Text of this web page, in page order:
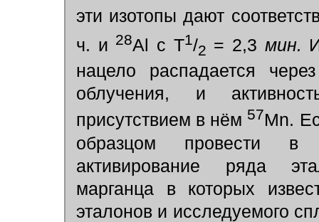
эти изотопы дают
ч. и 28Al с Т1/2 = 2,3 мин.
нацело распадается
облучения, и
присутствием в нём 57Mn.
образцом провести в
активирование ряда
марганца в которых
эталонов и исследуемого